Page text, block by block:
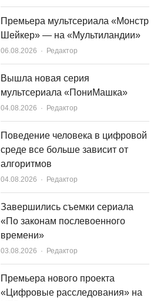
Премьера мультсериала «Монстр
Шейкер» — на «Мультиландии»
06.08.2026 Author
Редактор
Вышла новая серия
мультсериала «ПониМашка»
04.08.2026 Author
Редактор
Поведение человека в цифровой
среде все больше зависит от
алгоритмов
04.08.2026 Author
Редактор
Завершились съемки сериала
«По законам послевоенного
времени»
03.08.2026 Author
Редактор
Премьера нового проекта
«Цифровые расследования» на